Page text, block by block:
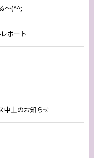
～(^^;
ポート
中止のお知らせ